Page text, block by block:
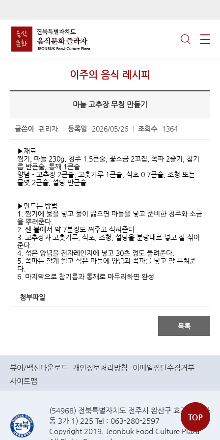
이주의 음식 레시피
마늘 고추장 무침 만들기
글쓴이 관리자 등록일 2026/05/26 조회수 1364
▶재료
찜기, 마늘 230g, 청주 1.5큰술, 꽃소금 2꼬집, 쪽파 2줄기, 참기
름 반큰술, 통깨 1큰술
양념 - 고추장 2큰술, 고춧가루 1큰술, 식초 0.7큰술, 조청 또는
물엿 2큰술, 설탕 반큰술
▶만드는 방법
1. 찜기에 물을 넣고 물이 끓으면 마늘을 넣고 준비한 청주와 소금
을 뿌려준다.
2. 쎈 불에서 약 7분정도 쪄주고 식혀준다.
3. 고추장과 고춧가루, 식초, 조청, 설탕을 분량대로 넣고 잘 섞어
준다.
4. 섞은 양념을 전자레인지에 넣고 30초 정도 돌려준다.
5. 쪽파는 잘게 썰고 식은 마늘에 양념과 쪽파를 넣고 잘 무쳐준
다.
6. 마지막으로 참기름과 통깨로 마무리하면 완성
첨부파일
목록
뷰어/백신다운로드 개인정보처리방침
이메일집단수집거부
사이트맵
(54968) 전북특별자치도 전주시 완산구 효자로(효자
동 3가 1) 225 Tel : 063-280-2597
Copyright 2019. Jeonbuk Food Culture Plaza